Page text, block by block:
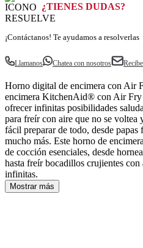
price
¿TIENES DUDAS?
¡Contáctanos! Te ayudamos a resolverlas
Llamanos Chatea con nosotros
Horno digital de encimera con Air
encimera KitchenAid® con Air Fry
ofrecer infinitas posibilidades
para freír con aire que no se voltea
fácil preparar de todo, desde papas
mucho más. Este horno de
de cocción esenciales, desde
hasta freír bocadillos crujientes con
infinitas.
Mostrar más